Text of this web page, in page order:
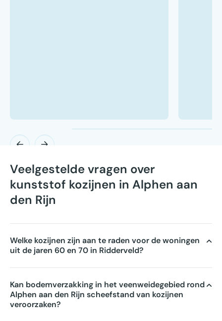
Veelgestelde vragen over
kunststof kozijnen in Alphen aan
den Rijn
Welke kozijnen zijn aan te raden voor de woningen
uit de jaren 60 en 70 in Ridderveld?
Kan bodemverzakking in het veenweidegebied rond
Alphen aan den Rijn scheefstand van kozijnen
veroorzaken?